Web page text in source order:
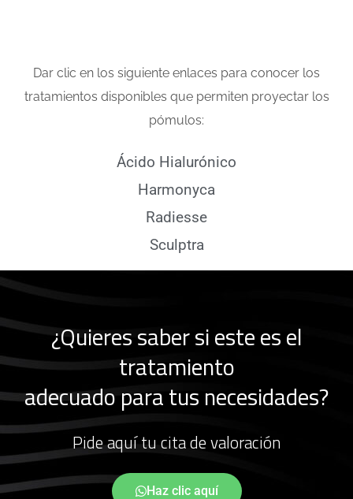
Dar clic en los siguiente enlaces para conocer los
tratamientos disponibles que permiten proyectar los
pómulos:
Ácido Hialurónico
Harmonyca
Radiesse
Sculptra
¿Quieres saber si este es el
tratamiento
adecuado para tus necesidades?
Pide aquí tu cita de valoración
Haz clic aquí